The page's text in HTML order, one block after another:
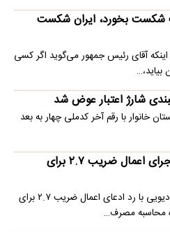
شکست بخورد، ایران شکست
آقای رئیس جمهور می‌گوید اگر کسی
بیاید،…
شارژ اعتبار عوض شد
خانوار با رقم آخر کدملی چهار به بعد
اولین واکنش رسمی به ماجرای اعمال ضریب ۲.۷ برای
سازمان تنظیم مقررات و ارتباطات رادیویی با رد ادعای اعمال ضریب ۲.۷ برای
محاسبه مصرف…